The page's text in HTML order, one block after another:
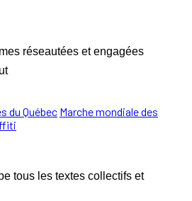
réseautées et engagées
du Québec Marche mondiale des
tous les textes collectifs et